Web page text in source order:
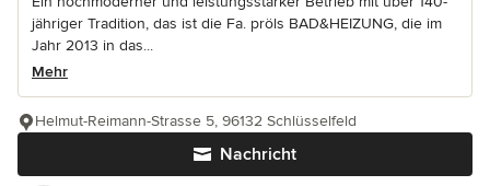
jähriger Tradition, das ist die Fa. pröls BAD&HEIZUNG, die im
Jahr 2013 in das...
Mehr
Nachricht
Helmut-Reimann-Strasse 5, 96132 Schlüsselfeld